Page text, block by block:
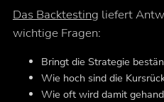
Das Backtesting liefert
wichtige Fragen:
Bringt die Strategie
Wie hoch sind die
Wie oft wird damit